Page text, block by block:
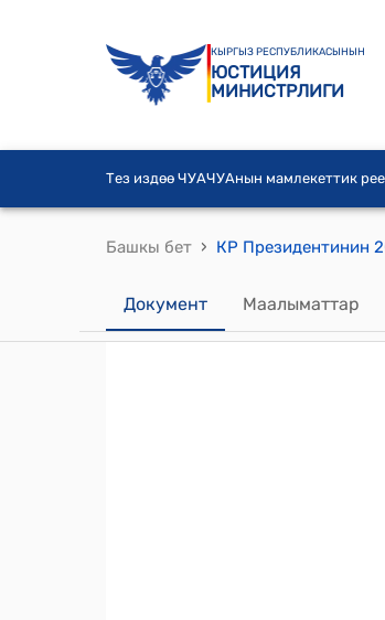
КЫРГЫЗ РЕСПУБЛИКАСЫНЫН
ЮСТИЦИЯ
МИНИСТРЛИГИ
Тез издөө ЧУАЧУАнын мамлекеттик
Башкы бет ›
Документ Маалыматтар